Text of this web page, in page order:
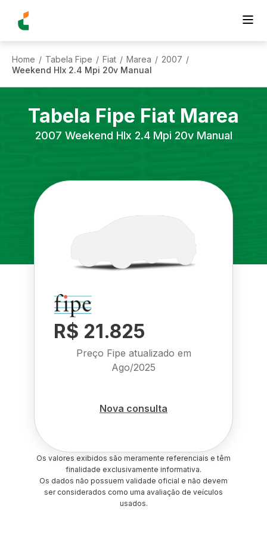
Home / Tabela Fipe / Fiat / Marea / 2007 /
Weekend Hlx 2.4 Mpi 20v Manual
Tabela Fipe Fiat Marea
2007 Weekend Hlx 2.4 Mpi 20v Manual
R$ 21.825
Preço Fipe atualizado em
Ago/2025
Nova consulta
Os valores exibidos são meramente referenciais e têm
finalidade exclusivamente informativa.
Os dados não possuem validade oficial e não devem
ser considerados como uma avaliação de veículos
usados.